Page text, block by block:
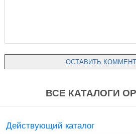
ВСЕ КАТАЛОГИ
Действующий каталог